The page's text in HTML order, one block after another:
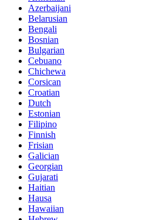
Azerbaijani
Belarusian
Bengali
Bosnian
Bulgarian
Cebuano
Chichewa
Corsican
Croatian
Dutch
Estonian
Filipino
Finnish
Frisian
Galician
Georgian
Gujarati
Haitian
Hausa
Hawaiian